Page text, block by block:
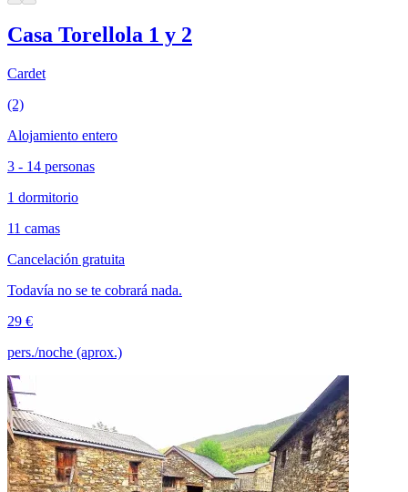
Casa Torellola 1 y 2
Cardet
(2)
Alojamiento entero
3 - 14 personas
1 dormitorio
11 camas
Cancelación gratuita
Todavía no se te cobrará nada.
29 €
pers./noche (aprox.)